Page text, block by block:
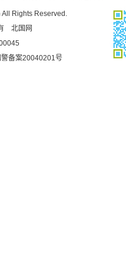
Rights Reserved.
北国网
警备案20040201号